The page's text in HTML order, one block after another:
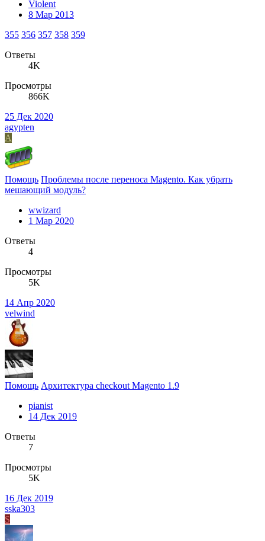
Violent
8 Мар 2013
355 356 357 358 359
Ответы
4K
Просмотры
866K
25 Дек 2020
agypten
A
Помощь Проблемы после переноса Magento. Как убрать
мешающий модуль?
wwizard
1 Мар 2020
Ответы
4
Просмотры
5K
14 Апр 2020
velwind
Помощь Архитектура checkout Magento 1.9
pianist
14 Дек 2019
Ответы
7
Просмотры
5K
16 Дек 2019
sska303
S